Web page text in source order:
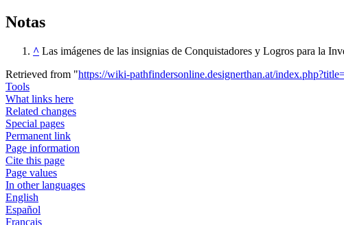
Notas
^ Las imágenes de las insignias de Conquistadores y Logros para la
Retrieved from "https://wiki-pathfindersonline.designerthan.at/
Tools
What links here
Related changes
Special pages
Permanent link
Page information
Cite this page
Page values
In other languages
English
Español
Français